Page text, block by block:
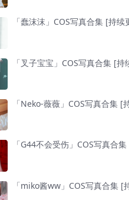
「蠢沫沫」COS写真合集 [持续
「叉子宝宝」COS写真合集 [持
「Neko-薇薇」COS写真合集 [
「G44不会受伤」COS写真合
「miko酱ww」COS写真合集 [